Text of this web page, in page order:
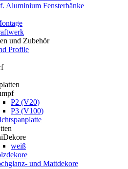
Aluminium Fensterbänke
und Zubehör
Profile
P2 (V20)
P3 (V100)
weiß
und Mattdekore